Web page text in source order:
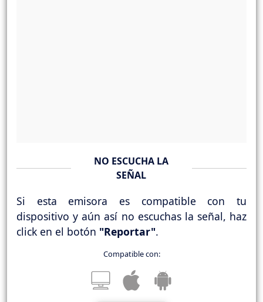
NO ESCUCHA LA
SEÑAL
Si esta emisora es compatible con tu
dispositivo y aún así no escuchas la señal, haz
click en el botón "Reportar".
Compatible con: